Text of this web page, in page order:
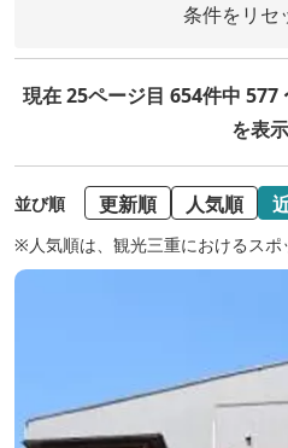
条件をリセ
現在 25ページ目 654件中 577
を表
並び順 更新順 人気順
※人気順は、観光三重におけるスポ